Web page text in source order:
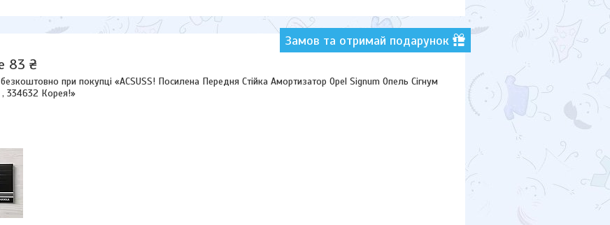
Замов та отримай подарунок
83 ₴
при покупці «ACSUSS! Посилена Передня Стійка Амортизатор Opel Signum Опель Сігнум
334632 Корея!»